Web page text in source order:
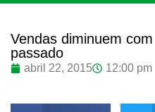
Vendas diminuem
passado
abril 22, 2015 12:00 pm